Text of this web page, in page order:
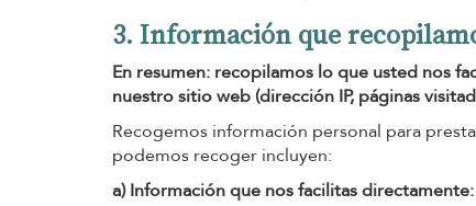
3. Información que
En resumen: recopilamos lo que usted nos
nuestro sitio web (dirección IP, páginas
Recogemos información personal para
podemos recoger incluyen:
a) Información que nos facilitas directamente: